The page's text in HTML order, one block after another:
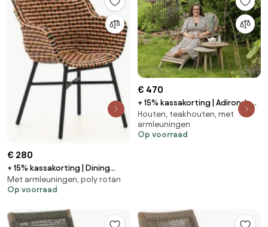
€ 280
+ 15% kassakorting | Dining
tuinstoel | Hartman Delphine |
Wicker (vlechtwerk) | Rood |
Met armleuningen, poly rotan
Op voorraad
€ 470
+ 15% kassakorting | Adirondack
Bear chair | ROUGH-S | Hout | Old
Teak | Tuinstoel | Kees Smit
Tuinmeubelen
Houten, teakhouten, met
armleuningen
Op voorraad